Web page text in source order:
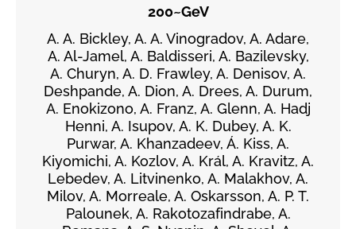
200~GeV
A. A. Bickley, A. A. Vinogradov, A. Adare,
A. Al-Jamel, A. Baldisseri, A. Bazilevsky,
A. Churyn, A. D. Frawley, A. Denisov, A.
Deshpande, A. Dion, A. Drees, A. Durum,
A. Enokizono, A. Franz, A. Glenn, A. Hadj
Henni, A. Isupov, A. K. Dubey, A. K.
Purwar, A. Khanzadeev, Á. Kiss, A.
Kiyomichi, A. Kozlov, A. Král, A. Kravitz, A.
Lebedev, A. Litvinenko, A. Malakhov, A.
Milov, A. Morreale, A. Oskarsson, A. P. T.
Palounek, A. Rakotozafindrabe, A.